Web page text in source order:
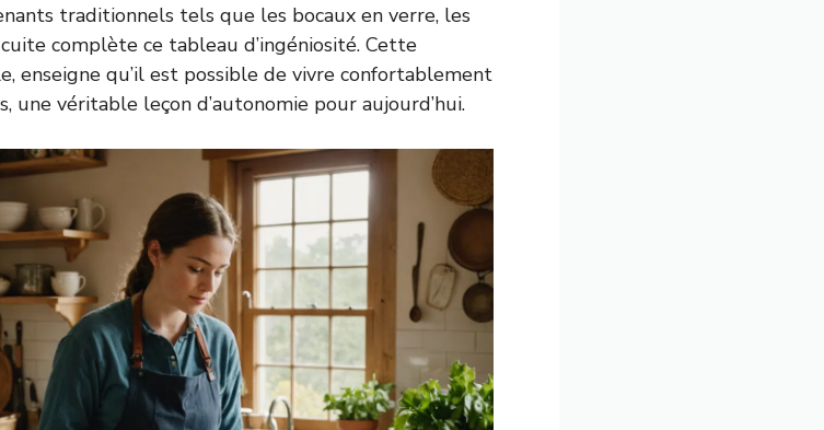
traditionnels tels que les bocaux en verre, les
complète ce tableau d’ingéniosité. Cette
enseigne qu’il est possible de vivre confortablement
une véritable leçon d’autonomie pour aujourd’hui.